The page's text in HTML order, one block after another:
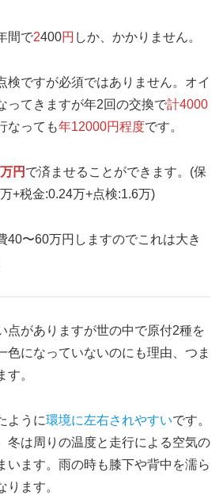
間で2400円 しか、かかりません。
検ですが必須ではありません。オイ
ってきますが年2回の交換で計4000
なっても年12000円程度です。
円 で済ませることができます。(保
+税金:0.24万+点検:1.6万)
40〜60万円しますのでこれは大き
点がありますが世の中で原付2種を
色になっていないのにも理由、つま
す。
ように環境に左右されやすいです。
冬は周りの温度と走行による空気の
います。雨の時も膝下や背中を濡ら
ります。